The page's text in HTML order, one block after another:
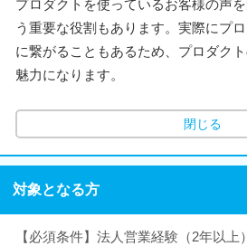
プロダクトを使っているお客様の声
う重要な役割もあります。実際にプ
に繋がることもあるため、プロダク
魅力になります。
閉じる
対象となる方
【必須条件】法人営業経験（2年以